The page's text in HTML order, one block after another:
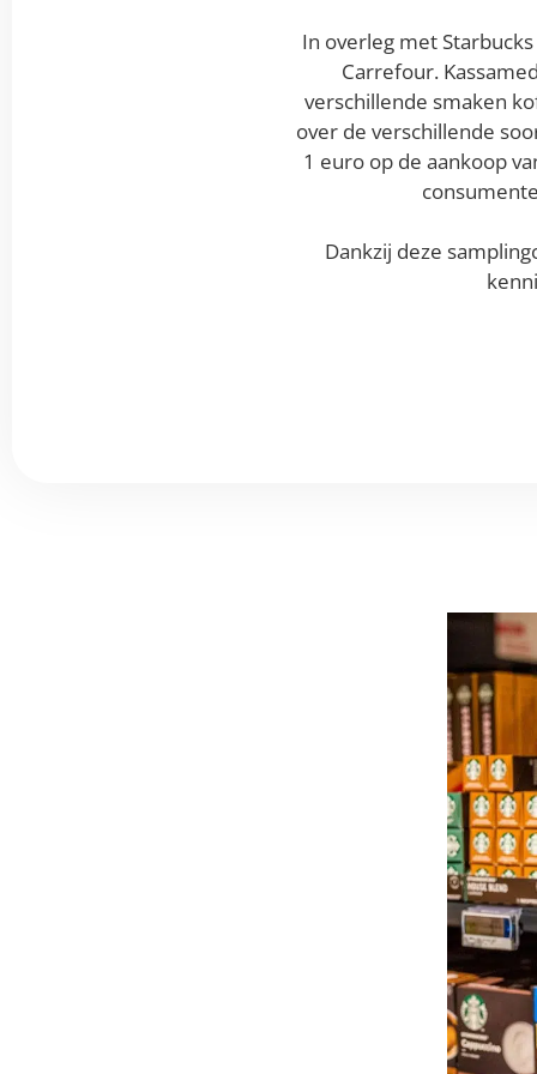
In overleg met
Carrefour.
verschillende smaken
over de verschillende
1 euro op de aankoop
Dankzij deze